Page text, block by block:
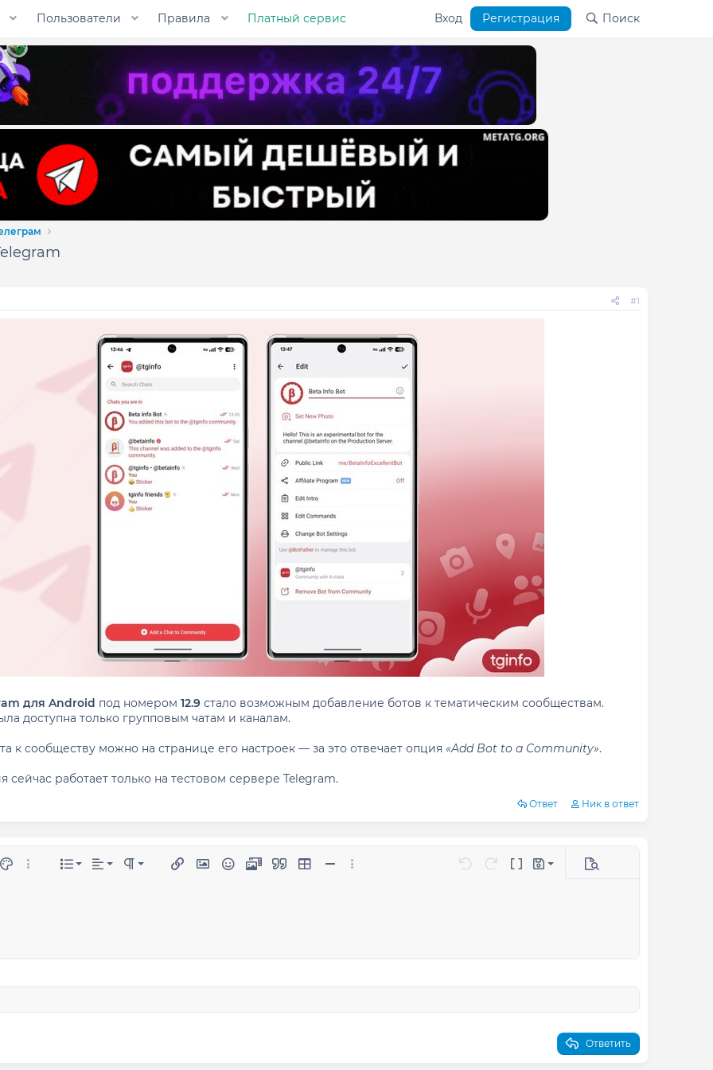
Пользователи Правила Платный сервис Вход Регистрация Поиск
#1
для Android под номером 12.9 стало возможным добавление ботов к тематическим сообществам.
доступна только групповым чатам и каналам.
к сообществу можно на странице его настроек — за это отвечает опция «Add Bot to a Community».
сейчас работает только на тестовом сервере Telegram.
Ответ Ник в ответ
шрифта
Цвет текста
Дополнительные параметры...
СписокНумерованный список
Выравнивание
По левому краю
Формат абзаца
Обычный СсылкаИзображение
СмайлыМедиаЦитатаВставить таблицу
Вставить горизонтальную линию
Дополнительные параметры...
Отменить
Повторить
Переключение BB-кодов
Черновики
Сохранить черновик
код
текст
Ответить